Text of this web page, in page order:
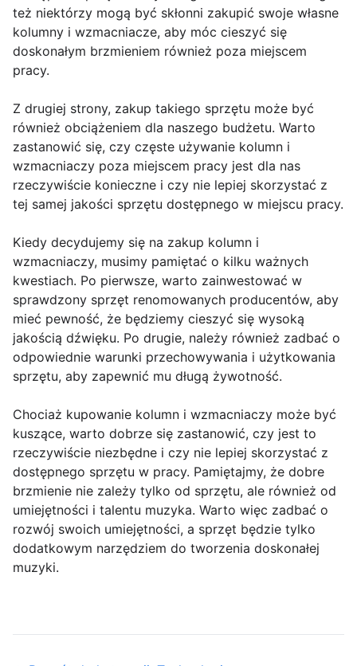
też niektórzy mogą być skłonni zakupić swoje własne
kolumny i wzmacniacze, aby móc cieszyć się
doskonałym brzmieniem również poza miejscem
pracy.
Z drugiej strony, zakup takiego sprzętu może być
również obciążeniem dla naszego budżetu. Warto
zastanowić się, czy częste używanie kolumn i
wzmacniaczy poza miejscem pracy jest dla nas
rzeczywiście konieczne i czy nie lepiej skorzystać z
tej samej jakości sprzętu dostępnego w miejscu pracy.
Kiedy decydujemy się na zakup kolumn i
wzmacniaczy, musimy pamiętać o kilku ważnych
kwestiach. Po pierwsze, warto zainwestować w
sprawdzony sprzęt renomowanych producentów, aby
mieć pewność, że będziemy cieszyć się wysoką
jakością dźwięku. Po drugie, należy również zadbać o
odpowiednie warunki przechowywania i użytkowania
sprzętu, aby zapewnić mu długą żywotność.
Chociaż kupowanie kolumn i wzmacniaczy może być
kuszące, warto dobrze się zastanowić, czy jest to
rzeczywiście niezbędne i czy nie lepiej skorzystać z
dostępnego sprzętu w pracy. Pamiętajmy, że dobre
brzmienie nie zależy tylko od sprzętu, ale również od
umiejętności i talentu muzyka. Warto więc zadbać o
rozwój swoich umiejętności, a sprzęt będzie tylko
dodatkowym narzędziem do tworzenia doskonałej
muzyki.